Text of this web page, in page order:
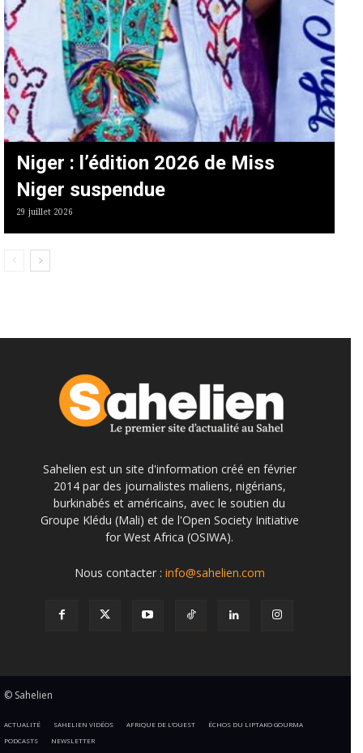
Niger : l’édition 2026 de Miss
Niger suspendue
29 juillet 2026
Sahelien est un site d'information créé en février
2014 par des journalistes maliens, nigérians,
burkinabés et américains, avec le soutien du
Groupe Klédu (Mali) et de l'Open Society Initiative
for West Africa (OSIWA).
Nous contacter : info@sahelien.com
© Sahelien
ACTUALITÉ SAHELIEN VIDÉOS AFRIQUE DE L’OUEST
ÉCHOS DU LIPTAKO GOURMA
PODCASTS
NEWSLETTER